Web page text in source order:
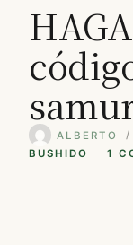
ALBERTO
BUSHIDO
1